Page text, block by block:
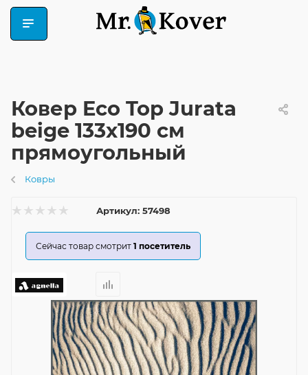
Ковер Eco Top Jurata
beige 133x190 см
прямоугольный
Ковры
Артикул: 57498
Сейчас товар смотрит 1 посетитель